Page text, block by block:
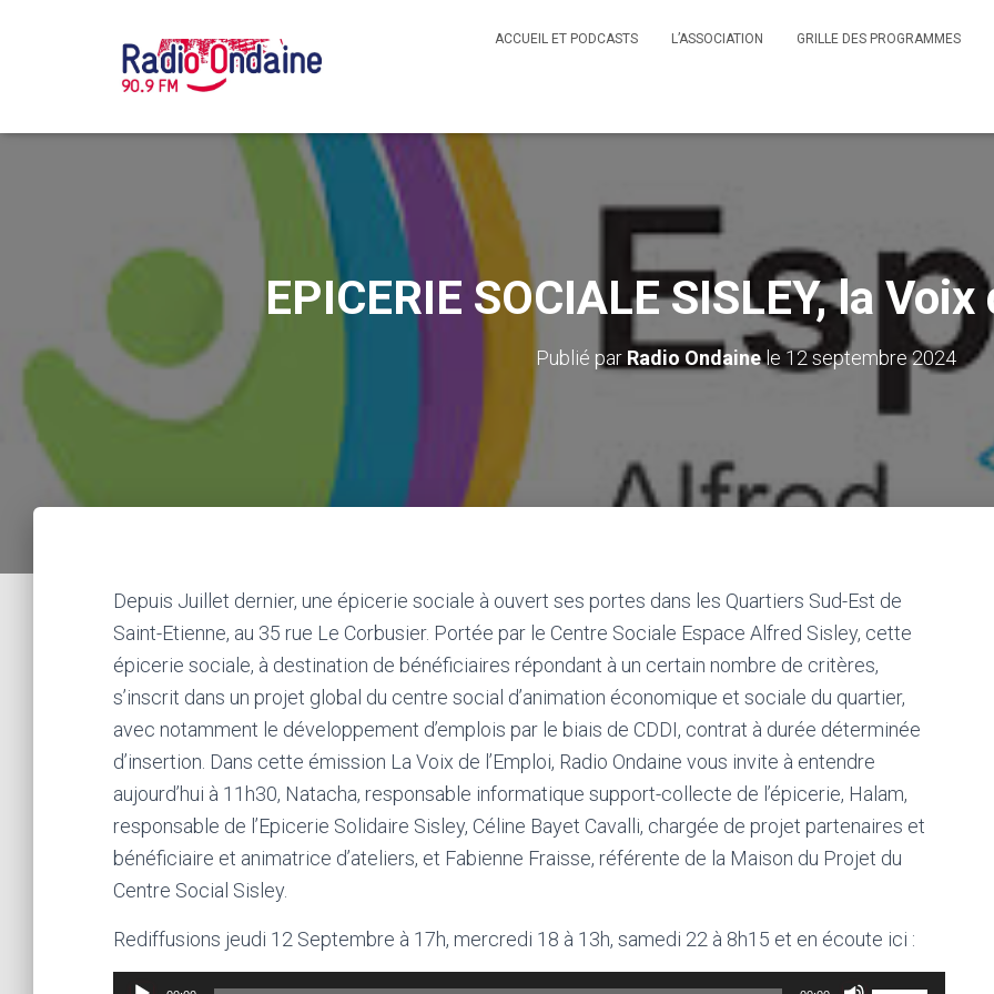
ACCUEIL ET PODCASTS L’ASSOCIATION GRILLE DES PROGRAMMES
EPICERIE SOCIALE SISLEY, la
Publié par Radio Ondainele 12 septembre 2024
Depuis Juillet dernier, une épicerie sociale à ouvert ses portes dans les Quartiers Sud-Est de
Saint-Etienne, au 35 rue Le Corbusier. Portée par le Centre Sociale Espace Alfred Sisley, cette
épicerie sociale, à destination de bénéficiaires répondant à un certain nombre de critères,
s’inscrit dans un projet global du centre social d’animation économique et sociale du quartier,
avec notamment le développement d’emplois par le biais de CDDI, contrat à durée déterminée
d’insertion. Dans cette émission La Voix de l’Emploi, Radio Ondaine vous invite à entendre
aujourd’hui à 11h30, Natacha, responsable informatique support-collecte de l’épicerie, Halam,
responsable de l’Epicerie Solidaire Sisley, Céline Bayet Cavalli, chargée de projet partenaires et
bénéficiaire et animatrice d’ateliers, et Fabienne Fraisse, référente de la Maison du Projet du
Centre Social Sisley.
Rediffusions jeudi 12 Septembre à 17h, mercredi 18 à 13h, samedi 22 à 8h15 et en écoute ici :
Lecteur
Utilisez